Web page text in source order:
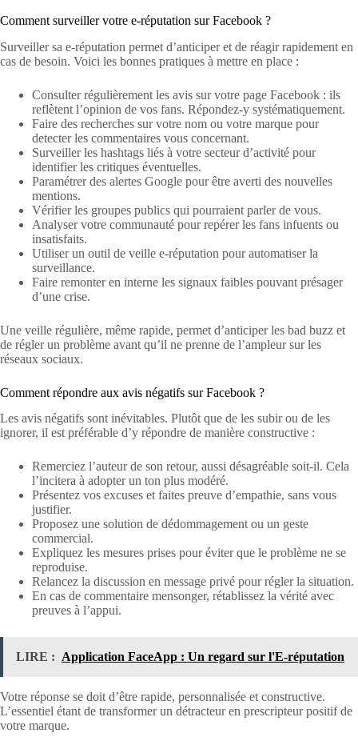
Comment surveiller votre e-réputation sur Facebook ?
Surveiller sa e-réputation permet d’anticiper et de réagir rapidement en
cas de besoin. Voici les bonnes pratiques à mettre en place :
Consulter régulièrement les avis sur votre page Facebook : ils
reflètent l’opinion de vos fans. Répondez-y systématiquement.
Faire des recherches sur votre nom ou votre marque pour
detecter les commentaires vous concernant.
Surveiller les hashtags liés à votre secteur d’activité pour
identifier les critiques éventuelles.
Paramétrer des alertes Google pour être averti des nouvelles
mentions.
Vérifier les groupes publics qui pourraient parler de vous.
Analyser votre communauté pour repérer les fans infuents ou
insatisfaits.
Utiliser un outil de veille e-réputation pour automatiser la
surveillance.
Faire remonter en interne les signaux faibles pouvant présager
d’une crise.
Une veille régulière, même rapide, permet d’anticiper les bad buzz et
de régler un problème avant qu’il ne prenne de l’ampleur sur les
réseaux sociaux.
Comment répondre aux avis négatifs sur Facebook ?
Les avis négatifs sont inévitables. Plutôt que de les subir ou de les
ignorer, il est préférable d’y répondre de manière constructive :
Remerciez l’auteur de son retour, aussi désagréable soit-il. Cela
l’incitera à adopter un ton plus modéré.
Présentez vos excuses et faites preuve d’empathie, sans vous
justifier.
Proposez une solution de dédommagement ou un geste
commercial.
Expliquez les mesures prises pour éviter que le problème ne se
reproduise.
Relancez la discussion en message privé pour régler la situation.
En cas de commentaire mensonger, rétablissez la vérité avec
preuves à l’appui.
LIRE : Application FaceApp : Un regard sur l'E-réputation
Votre réponse se doit d’être rapide, personnalisée et constructive.
L’essentiel étant de transformer un détracteur en prescripteur positif de
votre marque.